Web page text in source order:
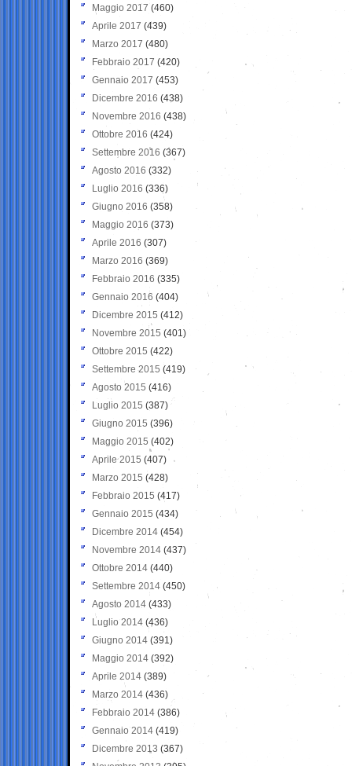
Maggio 2017 (460)
Aprile 2017 (439)
Marzo 2017 (480)
Febbraio 2017 (420)
Gennaio 2017 (453)
Dicembre 2016 (438)
Novembre 2016 (438)
Ottobre 2016 (424)
Settembre 2016 (367)
Agosto 2016 (332)
Luglio 2016 (336)
Giugno 2016 (358)
Maggio 2016 (373)
Aprile 2016 (307)
Marzo 2016 (369)
Febbraio 2016 (335)
Gennaio 2016 (404)
Dicembre 2015 (412)
Novembre 2015 (401)
Ottobre 2015 (422)
Settembre 2015 (419)
Agosto 2015 (416)
Luglio 2015 (387)
Giugno 2015 (396)
Maggio 2015 (402)
Aprile 2015 (407)
Marzo 2015 (428)
Febbraio 2015 (417)
Gennaio 2015 (434)
Dicembre 2014 (454)
Novembre 2014 (437)
Ottobre 2014 (440)
Settembre 2014 (450)
Agosto 2014 (433)
Luglio 2014 (436)
Giugno 2014 (391)
Maggio 2014 (392)
Aprile 2014 (389)
Marzo 2014 (436)
Febbraio 2014 (386)
Gennaio 2014 (419)
Dicembre 2013 (367)